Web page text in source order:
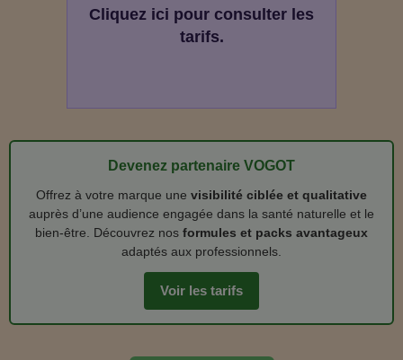
Cliquez ici pour consulter les
tarifs.
Devenez partenaire VOGOT
Offrez à votre marque une visibilité ciblée et qualitative
auprès d’une audience engagée dans la santé naturelle et le
bien‑être. Découvrez nos formules et packs avantageux
adaptés aux professionnels.
Voir les tarifs